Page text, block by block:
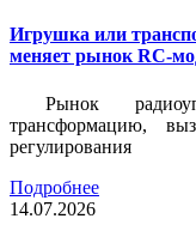
Игрушка или
меняет рынок RC-
Рынок
трансформацию,
регулирования
Подробнее
14.07.2026